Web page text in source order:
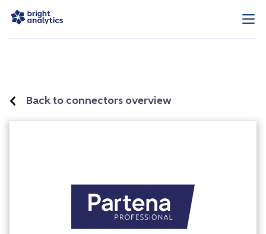
Back to connectors overview